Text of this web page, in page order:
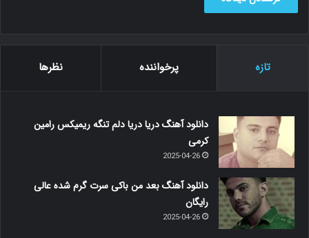
تازه پرخواننده نظرها
دانلود آهنگ دریا دریا دلم تنگه ریمیکس رامین
کرمی
2025-04-26
دانلود آهنگ بعد من باکی سرت گرم شده عالی
رایگان
2025-04-26